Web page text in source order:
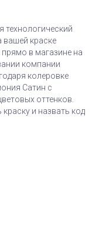
технологический
вашей краске
прямо в магазине на
компании
колеровке
Сатин с
оттенков.
и назвать код